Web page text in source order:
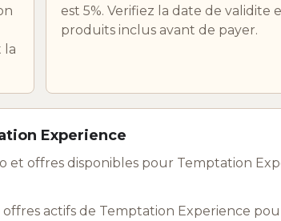
la
est 5%. Verifiez la date de validite
produits inclus avant de payer.
Experience
et offres disponibles pour Temptation
actifs de Temptation Experience